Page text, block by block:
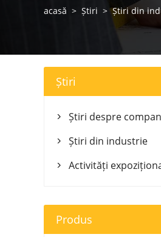
acasă > Știri > Știri din
Știri
 Știri despre
 Știri din industrie
 Activități
Produs